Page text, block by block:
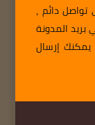
تواصل دائم ،
بريد المدونة
يمكنك إرسال